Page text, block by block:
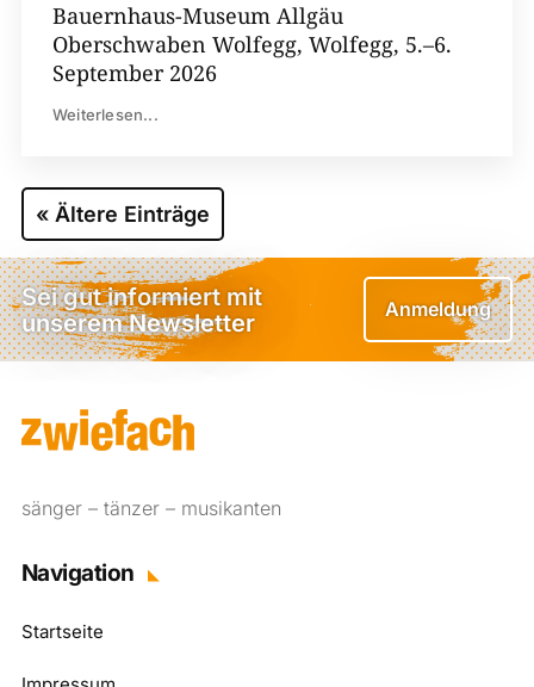
Bauernhaus-​Museum Allgäu
Oberschwaben Wolfegg, Wolfegg, 5.–6.
September 2026
Weiterlesen...
« Ältere Einträge
Sei gut informiert mit
unserem Newsletter
Anmeldung
sänger – tänzer – musikanten
Navigation
Startseite